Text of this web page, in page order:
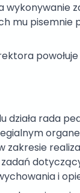
wykonywanie
mu pisemnie
powołuje
działa rada
zakresie
i